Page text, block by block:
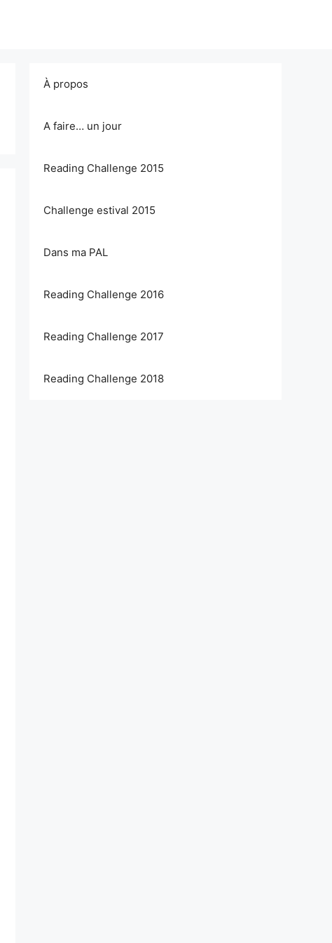
À propos
A faire… un jour
Reading Challenge 2015
Challenge estival 2015
Dans ma PAL
Reading Challenge 2016
Reading Challenge 2017
Reading Challenge 2018